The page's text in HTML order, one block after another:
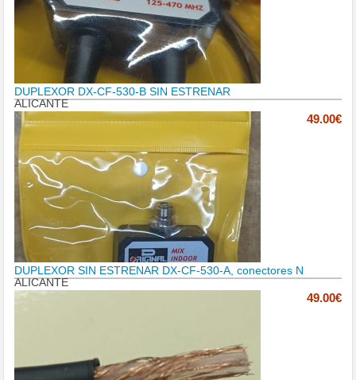
DUPLEXOR DX-CF-530-B SIN ESTRENAR
ALICANTE
49.00€
DUPLEXOR SIN ESTRENAR DX-CF-530-A, conectores N
ALICANTE
49.00€